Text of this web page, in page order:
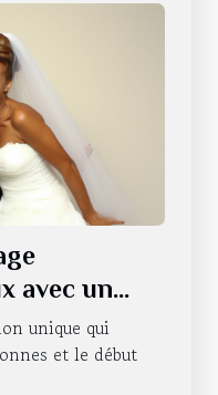
avec un
unique qui
et le début